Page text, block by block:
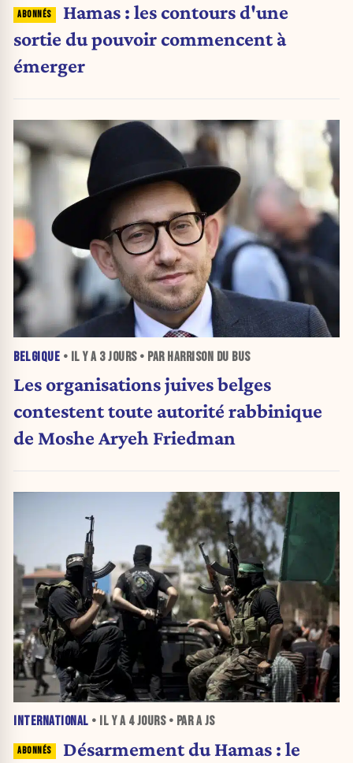
Hamas : les contours d'une
sortie du pouvoir commencent à
émerger
BELGIQUE • IL Y A 3 JOURS• PAR HARRISON DU BUS
Les organisations juives belges
contestent toute autorité rabbinique
de Moshe Aryeh Friedman
INTERNATIONAL • IL Y A 4 JOURS• PAR A JS
Désarmement du Hamas : le